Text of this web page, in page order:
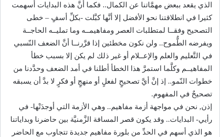
الذي يقعد ببعض مهمَّاتنا عن الكمال.. فكما أنَّ هذه البدايات أسهمت
كثيرا في انطلاقتنا نحو الأفضل إلا أنَّها كبَّلت -بكلِّ أسفٍ – خطى
التصحيح وفقــا لمتطلبات العصر ومفاهيمــه وما تمليــه الحاجــة
ويفرضه الطٌّموح.. ولن نكون مخطئين إذا قرَّرنــا أنَّ الضعف النّسبي
في التَّعليم والعلم والإعــلام أو غير ذلك لم يكن إلا بسبب خطأ
المفاهيــم وكلَّما استمرَّ هذا الخطأ أطلنا في أمد الضعف وحدَّدنا من
خطوات النّمو.. إذ إنَّ أيَّ تصحيحٍ لفعلٍ أو منهجٍ أو فكرٍ لا بدَّ أن يسبقه
تصحيحٌ في المفهوم.
إذن, نحن في مواجهة أزمة مفاهيم.. وهي الأزمة التي أوجدَتْها- في
رأيي- البدايات.. وقد يكون قصر المسافة الزَّمنيَّة بين حاضرنا وبداياتنا
هو الذي أسهم في الحدِّ من بلورة مفاهيم جديدة تتجاوب مع الحاضر